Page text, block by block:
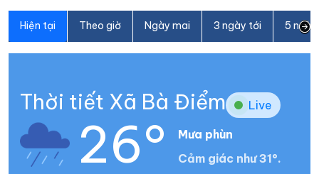
Hiện tại Theo giờ Ngày mai 3 ngày tới 5
Thời tiết Xã Bà Điểm Live
26°
Mưa phùn
Cảm giác như 31°.